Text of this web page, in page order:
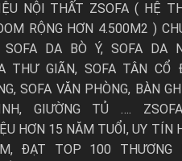
ở đâu mới uy tín :
tậu cho mìnhbộ ghế sofa gỗ
lý do mà bạn có thể chọn lựa
nghiệm lâu năm trong lĩnh
NỘI THẤT ZSOFA ( HỆ
RỘNG HƠN 4.500M2 )
SOFA DA BÒ Ý, SOFA DA
THƯ GIÃN, SOFA TÂN CỔ
SOFA VĂN PHÒNG, BÀN
GIƯỜNG TỦ ….
HƠN 15 NĂM TUỔI, UY TÍN
ĐẠT TOP 100 THƯƠNG